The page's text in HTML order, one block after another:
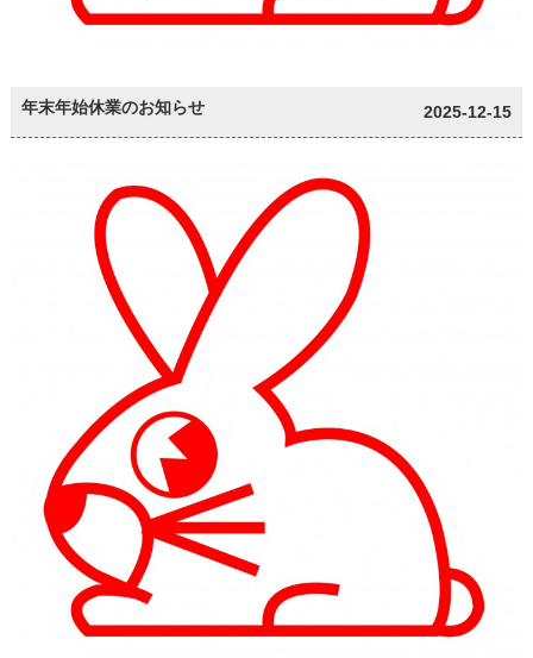
年末年始休業のお知らせ 2025-12-15